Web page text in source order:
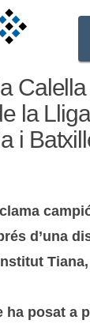
la
i
d’una
ha posat a